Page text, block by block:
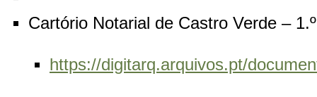
Cartório Notarial de Castro Verde –
https://digitarq.arquivos.pt/